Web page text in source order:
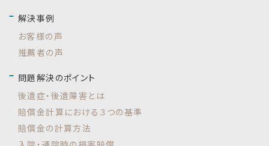
解決事例
お客様の声
推薦者の声
問題解決のポイント
後遺症・後遺障害とは
賠償金計算における３つの基準
賠償金の計算方法